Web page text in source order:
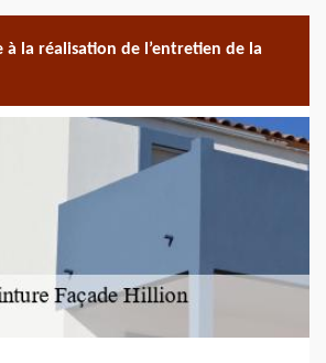
à la réalisation de l’entretien de la